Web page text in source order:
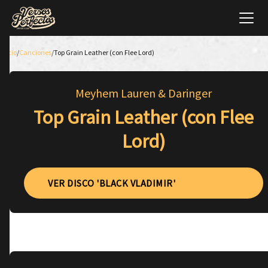
Inicio/Canciones/Top Grain Leather (con Flee Lord)
Meyhem Lauren & Daringer
Top Grain Leather (con Flee
Lord)
VER DISCO 'BLACK VLADIMIR'